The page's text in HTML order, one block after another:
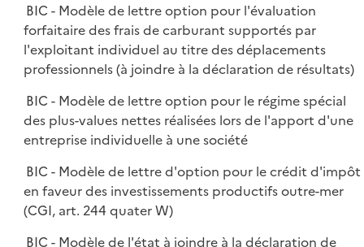
BIC - Modèle de lettre option pour l'évaluation
forfaitaire des frais de carburant supportés par
l'exploitant individuel au titre des déplacements
professionnels (à joindre à la déclaration de résultats)
BIC - Modèle de lettre option pour le régime spécial
des plus-values nettes réalisées lors de l'apport d'une
entreprise individuelle à une société
BIC - Modèle de lettre d'option pour le crédit d'impôt
en faveur des investissements productifs outre-mer
(CGI, art. 244 quater W)
BIC - Modèle de l'état à joindre à la déclaration de